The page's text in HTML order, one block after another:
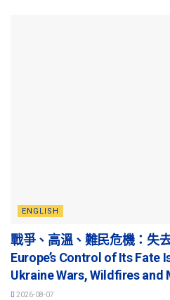
ENGLISH
戰爭、高溫、難民危機：失
Europe’s Control of Its Fate
Ukraine Wars, Wildfires and
2026-08-07